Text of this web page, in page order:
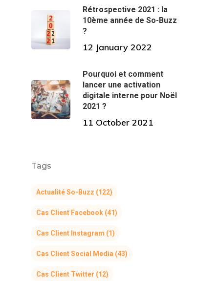
Rétrospective 2021 : la
10ème année de So-Buzz
?
12 January 2022
Pourquoi et comment
lancer une activation
digitale interne pour Noël
2021 ?
11 October 2021
Tags
Actualité So-Buzz (122)
Cas Client Facebook (41)
Cas Client Instagram (1)
Cas Client Social Media (43)
Cas Client Twitter (12)